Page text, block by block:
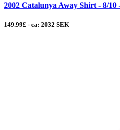
2002 Catalunya Away Shirt - 8/10
149.99£ - ca: 2032 SEK